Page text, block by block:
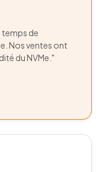
temps de
Nos ventes ont
du NVMe."